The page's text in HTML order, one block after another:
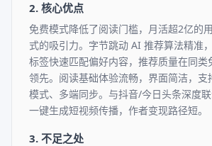
2. 核心优点
免费模式降低了阅读门槛，月活超2亿的
式的吸引力。字节跳动 AI 推荐算法精准
标签快速匹配偏好内容，推荐质量在同
领先。阅读基础体验流畅，界面简洁，支
模式、多端同步。与抖音/今日头条深度
一键生成短视频传播，作者变现路径短。
3. 不足之处